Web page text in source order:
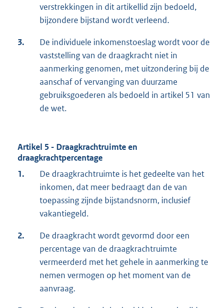
verstrekkingen in dit artikellid zijn bedoeld,
bijzondere bijstand wordt verleend.
3.
De individuele inkomenstoeslag wordt voor de
vaststelling van de draagkracht niet in
aanmerking genomen, met uitzondering bij de
aanschaf of vervanging van duurzame
gebruiksgoederen als bedoeld in artikel 51 van
de wet.
Artikel 5 - Draagkrachtruimte en
draagkrachtpercentage
1.
De draagkrachtruimte is het gedeelte van het
inkomen, dat meer bedraagt dan de van
toepassing zijnde bijstandsnorm, inclusief
vakantiegeld.
2.
De draagkracht wordt gevormd door een
percentage van de draagkrachtruimte
vermeerderd met het gehele in aanmerking te
nemen vermogen op het moment van de
aanvraag.